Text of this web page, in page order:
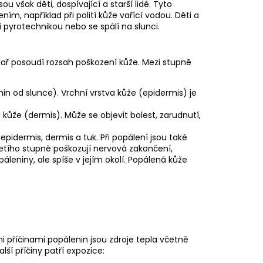
však děti, dospívající a starší lidé. Tyto
například při polití kůže vařící vodou. Děti a
nebo se spálí na slunci.
posoudí rozsah poškození kůže. Mezi stupně
od slunce). Vrchní vrstva kůže (epidermis) je
(dermis). Může se objevit bolest, zarudnutí,
dermis a tuk. Při popálení jsou také
stupně poškozují nervová zakončení,
ale spíše v jejím okolí. Popálená kůže
příčinami popálenin jsou zdroje tepla včetně
příčiny patří expozice: